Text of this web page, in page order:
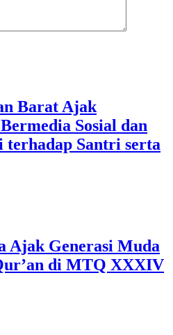
Barat Ajak
Sosial dan
Santri serta
Ajak Generasi Muda
di MTQ XXXIV